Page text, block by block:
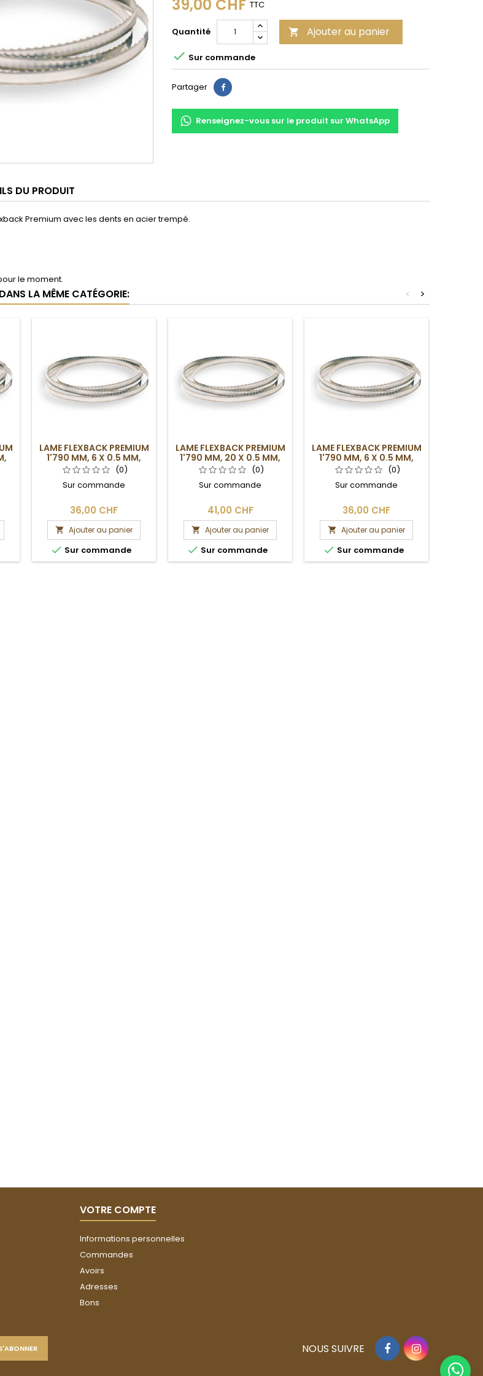
39,00 CHF TTC
Quantité  Ajouter au panier
 Sur commande
Partager Partager
Renseignez-vous sur le produit sur WhatsApp
DU PRODUIT
Premium avec les dents en acier trempé.
le moment.
LA MÊME CATÉGORIE: >
<
LAME FLEXBACK PREMIUM
1'790 MM, 6 X 0.5 MM,
6DPP
(0)
Sur commande
36,00 CHF
 Ajouter au panier
 Sur commande
LAME FLEXBACK PREMIUM
1'790 MM, 20 X 0.5 MM,
4DPP
(0)
Sur commande
41,00 CHF
 Ajouter au panier
 Sur commande
LAME FLEXBACK PREMIUM
1'790 MM, 6 X 0.5 MM,
4DPP
(0)
Sur commande
36,00 CHF
 Ajouter au panier
 Sur commande
VOTRE COMPTE
Informations personnelles
Commandes
Avoirs
Adresses
Bons
FacebookInstagram
NOUS SUIVRE